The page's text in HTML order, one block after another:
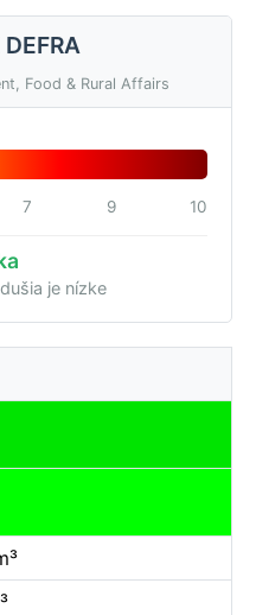
Food & Rural Affairs
7 9 10
je nízke